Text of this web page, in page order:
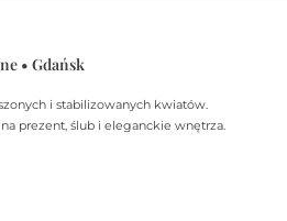
• Gdańsk
i stabilizowanych kwiatów.
prezent, ślub i eleganckie wnętrza.